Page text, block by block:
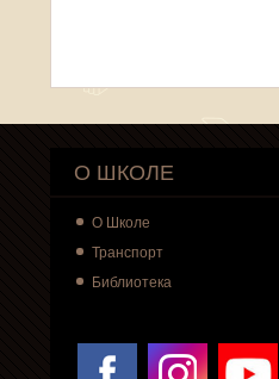
О ШКОЛЕ
О Школе
Транспорт
Библиотека